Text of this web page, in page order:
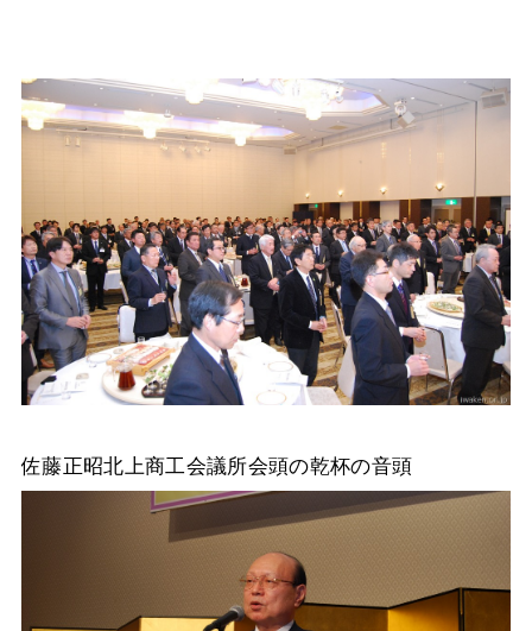
佐藤正昭北上商工会議所会頭の乾杯の音頭